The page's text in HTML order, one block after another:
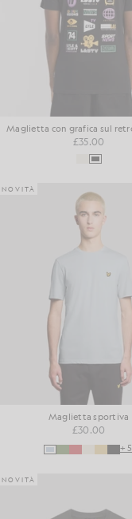
£35.00
NOVITÀ
Maglietta sportiva
£30.00
+5
NOVITÀ